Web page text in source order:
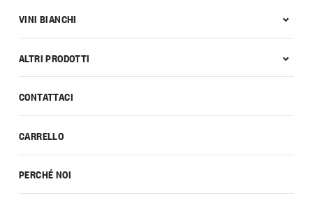
CONTATTACI
CARRELLO
PERCHÉ NOI
VINI BIANCHI
ALTRI PRODOTTI